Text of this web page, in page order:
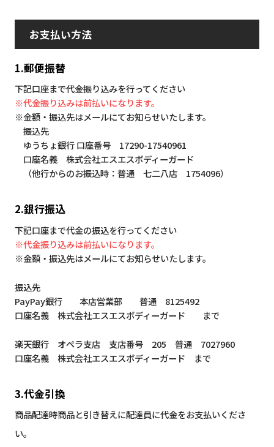
お支払い方法
1.郵便振替
下記口座まで代金振り込みを行ってください
※代金振り込みは前払いになります。
※金額・振込先はメールにてお知らせいたします。
振込先
ゆうちょ銀行 口座番号 17290-17540961
口座名義 株式会社エスエスボディーガード
（他行からのお振込時：普通 七二八店 1754096）
2.銀行振込
下記口座まで代金の振込を行ってください
※代金振り込みは前払いになります。
※金額・振込先はメールにてお知らせいたします。
振込先
PayPay銀行 本店営業部 普通 8125492
口座名義 株式会社エスエスボディーガード まで
楽天銀行 オペラ支店 支店番号 205 普通 7027960
口座名義 株式会社エスエスボディーガード まで
3.代金引換
商品配達時商品と引き替えに配達員に代金をお支払いくださ
い。